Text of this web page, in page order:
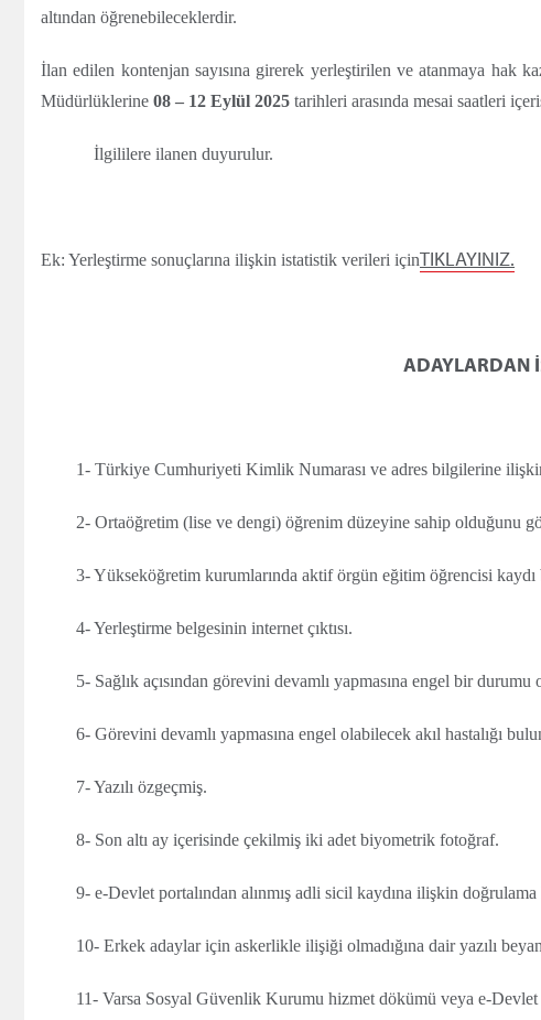
altından öğrenebileceklerdir.
İlan edilen kontenjan sayısına girerek yerleştirilen ve atanmaya hak
Müdürlüklerine 08 – 12 Eylül 2025 tarihleri arasında mesai saatleri
İlgililere ilanen duyurulur.
Ek: Yerleştirme sonuçlarına ilişkin istatistik verileri içinTIKLAYINIZ.
ADAYLARDAN
1- Türkiye Cumhuriyeti Kimlik Numarası ve adres bilgilerine
2- Ortaöğretim (lise ve dengi) öğrenim düzeyine sahip olduğunu
3- Yükseköğretim kurumlarında aktif örgün eğitim öğrencisi kaydı
4- Yerleştirme belgesinin internet çıktısı.
5- Sağlık açısından görevini devamlı yapmasına engel bir durumu
6- Görevini devamlı yapmasına engel olabilecek akıl hastalığı
7- Yazılı özgeçmiş.
8- Son altı ay içerisinde çekilmiş iki adet biyometrik fotoğraf.
9- e-Devlet portalından alınmış adli sicil kaydına ilişkin
10- Erkek adaylar için askerlikle ilişiği olmadığına dair yazılı
11- Varsa Sosyal Güvenlik Kurumu hizmet dökümü veya e-